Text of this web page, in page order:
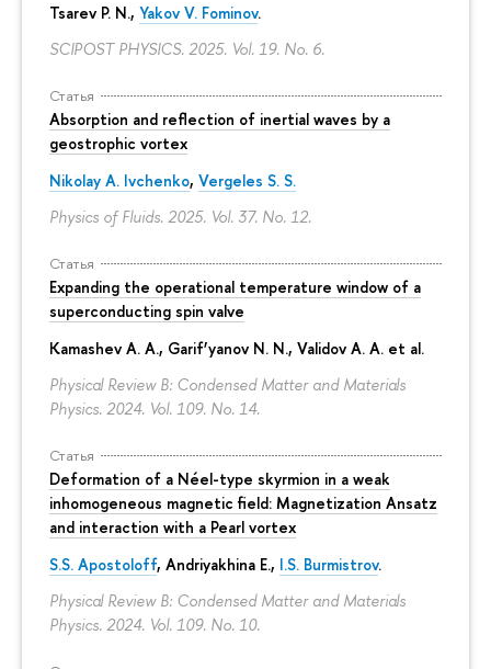
Tsarev P. N., Yakov V. Fominov.
SCIPOST PHYSICS. 2025. Vol. 19. No. 6.
Статья
Absorption and reflection of inertial waves by a
geostrophic vortex
Nikolay A. Ivchenko, Vergeles S. S.
Physics of Fluids. 2025. Vol. 37. No. 12.
Статья
Expanding the operational temperature window of a
superconducting spin valve
Kamashev A. A., Garif’yanov N. N., Validov A. A. et al.
Physical Review B: Condensed Matter and Materials
Physics. 2024. Vol. 109. No. 14.
Статья
Deformation of a Néel-type skyrmion in a weak
inhomogeneous magnetic field: Magnetization Ansatz
and interaction with a Pearl vortex
S.S. Apostoloff, Andriyakhina E., I.S. Burmistrov.
Physical Review B: Condensed Matter and Materials
Physics. 2024. Vol. 109. No. 10.